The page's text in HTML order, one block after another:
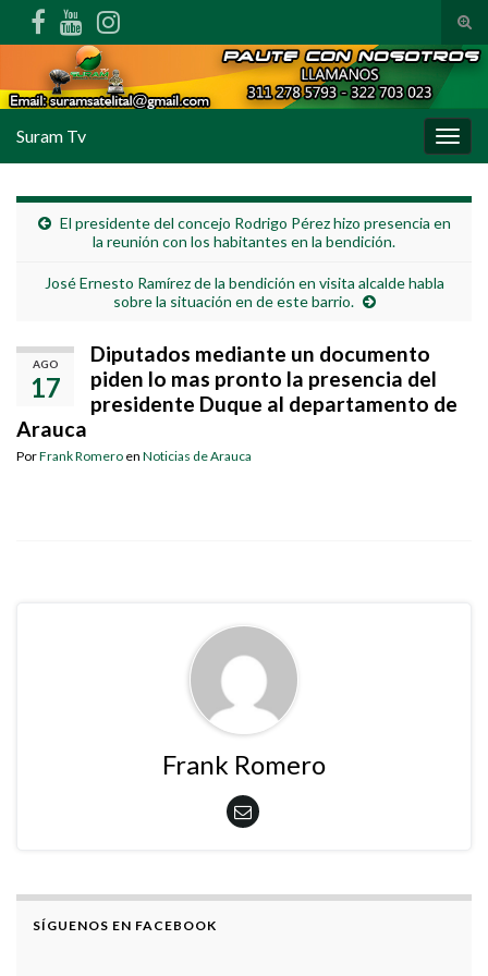
Suram Tv
El presidente del concejo Rodrigo Pérez hizo presencia en
la reunión con los habitantes en la bendición.
José Ernesto Ramírez de la bendición en visita alcalde habla
sobre la situación en de este barrio.
AGO
17
Diputados mediante un documento
piden lo mas pronto la presencia del
presidente Duque al departamento de
Arauca
PorFrank Romero en Noticias de Arauca
Frank Romero
SÍGUENOS EN FACEBOOK